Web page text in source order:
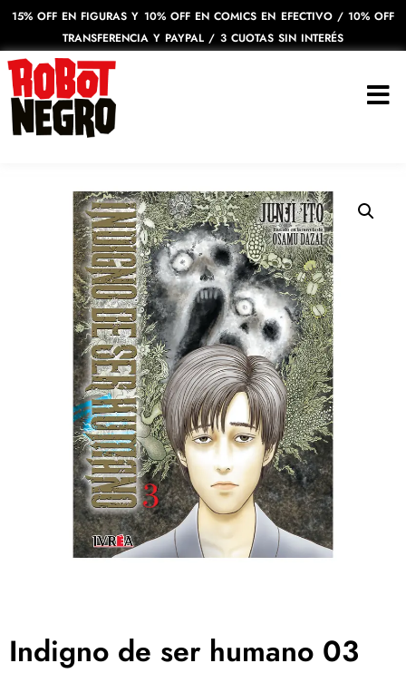
15% OFF EN FIGURAS Y 10% OFF EN COMICS EN EFECTIVO / 10% OFF
TRANSFERENCIA Y PAYPAL / 3 CUOTAS SIN INTERÉS
Indigno de ser humano 03